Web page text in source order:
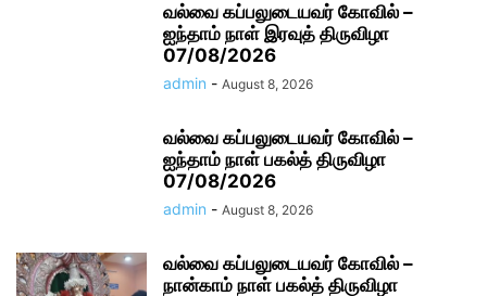
வல்வை கப்பலுடையவர் கோவில் –
ஐந்தாம் நாள் இரவுத் திருவிழா
07/08/2026
admin - August 8, 2026
வல்வை கப்பலுடையவர் கோவில் –
ஐந்தாம் நாள் பகல்த் திருவிழா
07/08/2026
admin - August 8, 2026
வல்வை கப்பலுடையவர் கோவில் –
நான்காம் நாள் பகல்த் திருவிழா